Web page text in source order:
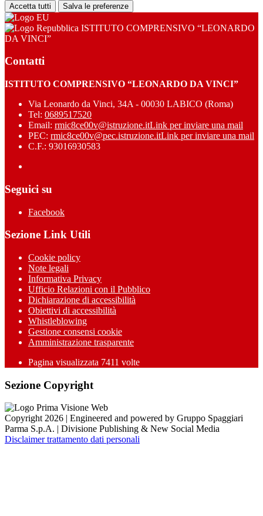
Accetta tutti Salva le preferenze
ISTITUTO COMPRENSIVO “LEONARDO
DA VINCI”
Contatti
ISTITUTO COMPRENSIVO “LEONARDO DA VINCI”
Via Leonardo da Vinci, 34A - 00030 LABICO (Roma)
Tel: 0689517520
Email: rmic8ce00v@istruzione.itLink per inviare una mail
PEC: rmic8ce00v@pec.istruzione.itLink per inviare una mail
C.F.: 93016930583
Seguici su
Facebook
Sezione Link Utili
Cookie policy
Note legali
Informativa Privacy
Ufficio Relazioni con il Pubblico
Dichiarazione di accessibilità
Obiettivi di accessibilità
Whistleblowing
Gestione consensi cookie
Amministrazione trasparente
Pagina visualizzata 7411 volte
Sezione Copyright
Copyright 2026 | Engineered and powered by Gruppo Spaggiari
Parma S.p.A. | Divisione Publishing & New Social Media
Disclaimer trattamento dati personali